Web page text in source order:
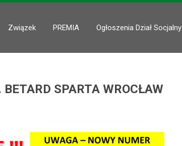
Związek PREMIA Ogłoszenia Dział Socjalny
SPARTA WROCŁAW